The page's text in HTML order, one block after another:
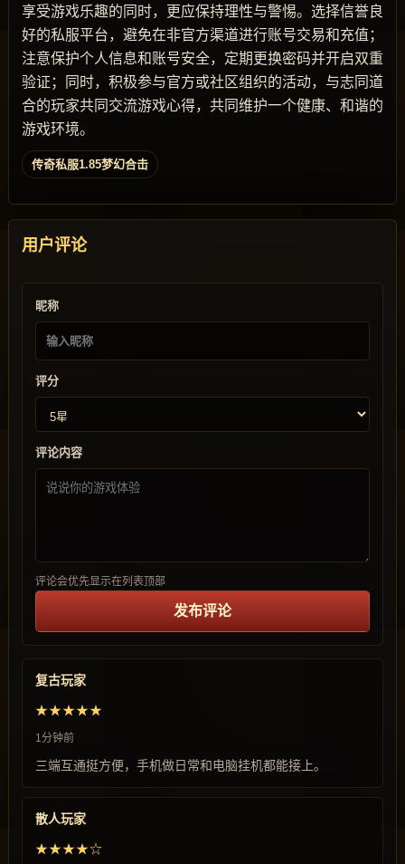
享受游戏乐趣的同时，更应保持理性与警惕。选择信誉良
好的私服平台，避免在非官方渠道进行账号交易和充值；
注意保护个人信息和账号安全，定期更换密码并开启双重
验证；同时，积极参与官方或社区组织的活动，与志同道
合的玩家共同交流游戏心得，共同维护一个健康、和谐的
游戏环境。
传奇私服1.85梦幻合击
用户评论
昵称
评分
评论内容
评论会优先显示在列表顶部
发布评论
复古玩家
★★★★★
1分钟前
三端互通挺方便，手机做日常和电脑挂机都能接上。
散人玩家
★★★★☆